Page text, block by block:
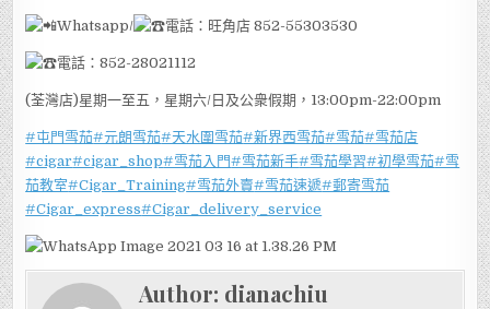
Whatsapp/ 電話：旺角店 852-55303530
電話：852-28021112
(荃灣店)星期一至五，星期六/日及公衆假期，13:00pm-22:00pm
#屯門雪茄#元朗雪茄#天水圍雪茄#新界西雪茄#雪茄#雪茄店
#cigar#cigar_shop#雪茄入門#雪茄新手#雪茄學習#初學雪茄#雪
茄教室#Cigar_Training#雪茄外賣#雪茄速遞#郵寄雪茄
#Cigar_express#Cigar_delivery_service
Author: dianachiu